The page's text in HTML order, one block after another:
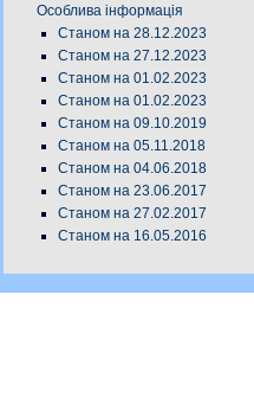
Особлива інформація
Станом на 28.12.2023
Станом на 27.12.2023
Станом на 01.02.2023
Станом на 01.02.2023
Станом на 09.10.2019
Станом на 05.11.2018
Станом на 04.06.2018
Станом на 23.06.2017
Станом на 27.02.2017
Станом на 16.05.2016